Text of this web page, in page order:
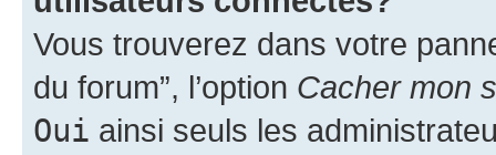
Vous trouverez dans votre
du forum”, l’option Cacher mon
Oui ainsi seuls les